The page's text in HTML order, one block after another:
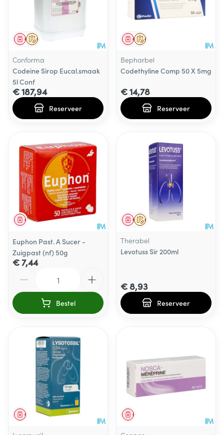
Op voorschrift
Geneesmiddel
Conforma
Codeine Sirop Eucal.smaak
5l Conf
€ 187,94
Reserveer
Op voorschrift
Geneesmiddel
Bepharbel
Codethyline Comp 50 X 5mg
€ 14,78
Reserveer
Geneesmiddel
Euphon Past. A Sucer -
Zuigpast (nf) 50g
€ 7,44
Bestel
Op voorschrift
Geneesmiddel
Therabel
Levotuss Sir 200ml
€ 8,93
Reserveer
Geneesmiddel Geneesmiddel